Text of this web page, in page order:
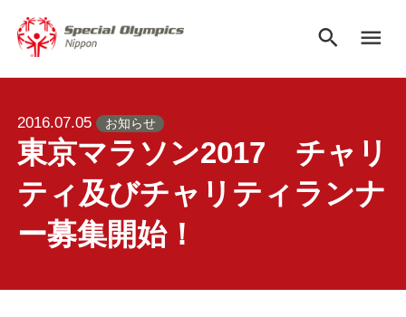
search menu
2016.07.05 お知らせ
東京マラソン2017 チャリ
ティ及びチャリティランナ
ー募集開始！